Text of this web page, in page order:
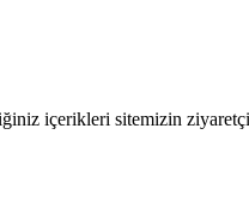
içerikleri sitemizin